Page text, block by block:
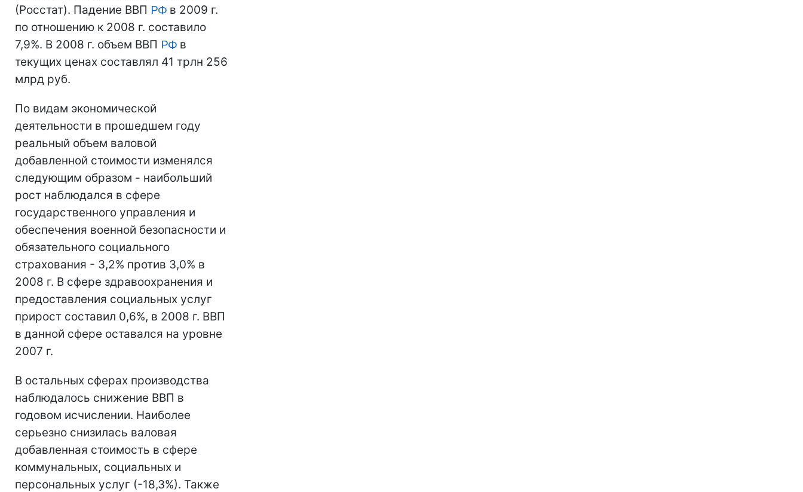
(Росстат). Падение ВВП РФ в 2009 г.
по отношению к 2008 г. составило
7,9%. В 2008 г. объем ВВП РФ в
текущих ценах составлял 41 трлн 256
млрд руб.
По видам экономической
деятельности в прошедшем году
реальный объем валовой
добавленной стоимости изменялся
следующим образом - наибольший
рост наблюдался в сфере
государственного управления и
обеспечения военной безопасности и
обязательного социального
страхования - 3,2% против 3,0% в
2008 г. В сфере здравоохранения и
предоставления социальных услуг
прирост составил 0,6%, в 2008 г. ВВП
в данной сфере оставался на уровне
2007 г.
В остальных сферах производства
наблюдалось снижение ВВП в
годовом исчислении. Наиболее
серьезно снизилась валовая
добавленная стоимость в сфере
коммунальных, социальных и
персональных услуг (-18,3%). Также